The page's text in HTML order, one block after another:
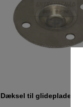
Dæksel til glideplade